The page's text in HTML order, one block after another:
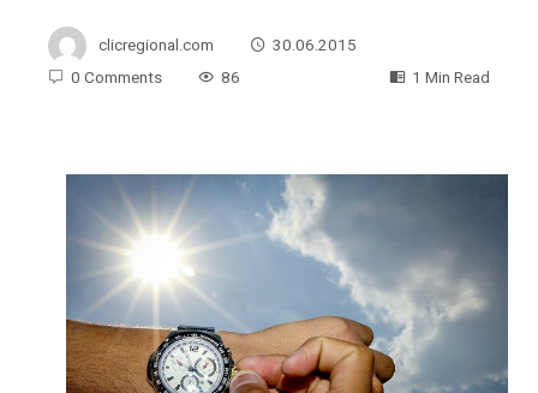
clicregional.com
30.06.2015
0 Comments
86 1 Min Read